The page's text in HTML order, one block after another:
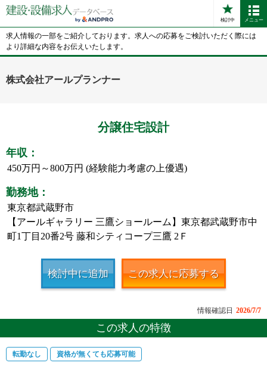
検討中 メニュー
求人情報の一部をご紹介しております。求人への応募をご検討いただく際には
より詳細な内容をお伝えいたします。
株式会社アールプランナー
分譲住宅設計
年収：
450万円～800万円 (経験能力考慮の上優遇)
勤務地：
東京都武蔵野市
【アールギャラリー 三鷹ショールーム】東京都武蔵野市中
町1丁目20番2号 藤和シティコープ三鷹 2Ｆ
検討中に追加 この求人に応募する
情報確認日 2026/7/7
この求人の特徴
転勤なし 資格が無くても応募可能